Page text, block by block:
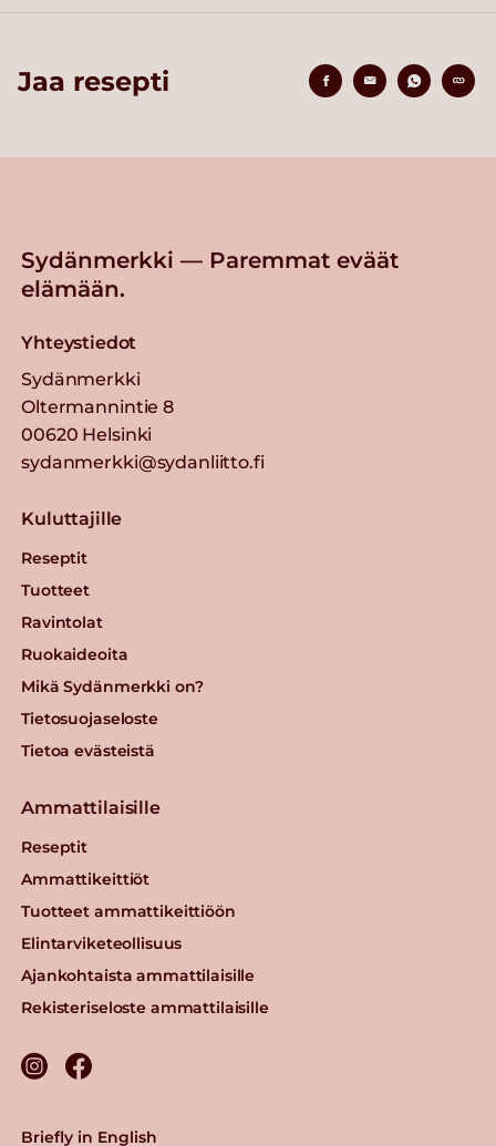
Jaa resepti
Sydänmerkki — Paremmat eväät
elämään.
Yhteystiedot
Sydänmerkki
Oltermannintie 8
00620 Helsinki
sydanmerkki@sydanliitto.fi
Kuluttajille
Reseptit
Tuotteet
Ravintolat
Ruokaideoita
Mikä Sydänmerkki on?
Tietosuojaseloste
Tietoa evästeistä
Ammattilaisille
Reseptit
Ammattikeittiöt
Tuotteet ammattikeittiöön
Elintarviketeollisuus
Ajankohtaista ammattilaisille
Rekisteriseloste ammattilaisille
Briefly in English